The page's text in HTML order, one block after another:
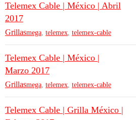
Telemex Cable | México | Abril
2017
Grillasmega telemex telemex-cable
Telemex Cable | México |
Marzo 2017
Grillasmega telemex telemex-cable
Telemex Cable | Grilla México |